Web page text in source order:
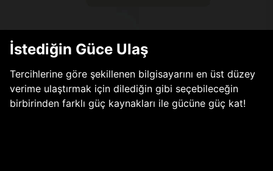
İstediğin Güce Ulaş
Tercihlerine göre şekillenen bilgisayarını en üst düzey
verime ulaştırmak için dilediğin gibi seçebileceğin
birbirinden farklı güç kaynakları ile gücüne güç kat!